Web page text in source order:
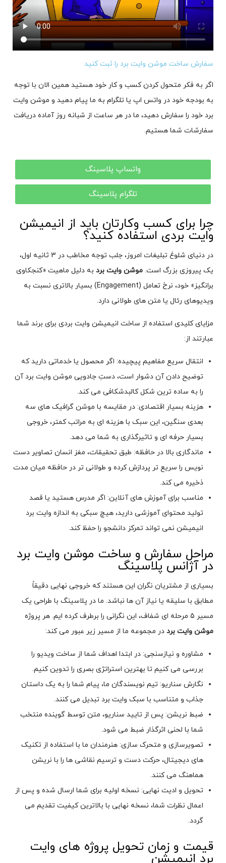
سفارش ساخت موشن وایت برد را ثبت کنید
اگر به فکر متحول کردن کسب و کار خود هستید همین الان با توجه
به بودجه خود در واتس اپ یا تلگرام به ما پیام دهید و موشن وایت
برد خود را سفارش دهید، ما در هر ساعت از شبانه روز آماده دریافت
سفارشات شما هستیم.
واتساپ پلاسینگ
تلگرام پلاسینگ
چرا برای کسب وکارتان باید از انیمیشن
وایت بردی استفاده کنید؟
در دنیای شلوغ تبلیغات امروز، جلب توجه مخاطب در 3 ثانیه اول،
یک پیروزی بزرگ است. موشن وایت برد به دلیل ماهیت «کنجکاوی
برانگیز» خود، نرخ تعامل (Engagement) بسیار بالاتری نسبت به
ویدیوهای رئال یا متن های طولانی دارد.
مزایای کلیدی استفاده از ساخت انیمیشن وایت بردی برای برند شما
عبارتند از:
انتقال سریع مفاهیم پیچیده: اگر محصول یا خدماتی دارید که
توضیح دادن آن دشوار است، دستِ جادویی موشن وایت برد آن
را به ساده ترین شکل کالبدشکافی می کند.
هزینه بسیار اقتصادی: در مقایسه با موشن گرافیک های سه
بعدی سنگین، این سبک با هزینه ای به مراتب کمتر، خروجی
بسیار حرفه ای و تاثیرگذاری به شما می دهد.
ماندگاری بالا در حافظه: طبق تحقیقات، مغز انسان تصاویر دست
نویس را سریع تر پردازش کرده و طولانی تر در حافظه میان مدت
ذخیره می کند.
مناسب برای آموزش های آنلاین: اگر مدرس هستید یا قصد
تولید محتوای آموزشی دارید، هیچ سبکی به اندازه وایت برد
انیمیشن نمی تواند تمرکز دانشجو را حفظ کند.
مراحل سفارش و ساخت موشن وایت برد
در آژانس پلاسینگ
بسیاری از مشتریان نگران این هستند که خروجی نهایی دقیقاً
مطابق با سلیقه یا نیاز آن ها نباشد. ما در پلاسینگ با طراحی یک
مسیر 5 مرحله ای شفاف، این نگرانی را برطرف کرده ایم. هر پروژه
موشن وایت برد در مجموعه ما از مسیر زیر عبور می کند:
مشاوره و نیازسنجی: در ابتدا اهداف شما از ساخت ویدیو را
بررسی می کنیم تا بهترین استراتژی بصری را تدوین کنیم.
نگارش سناریو: تیم نویسندگان ما، پیام شما را به یک داستان
جذاب و متناسب با سبک وایت برد تبدیل می کنند.
ضبط نریشن: پس از تایید سناریو، متن توسط گوینده منتخب
شما با لحنی اثرگذار ضبط می شود.
تصویرسازی و متحرک سازی: هنرمندان ما با استفاده از تکنیک
های دیجیتال، حرکت دست و ترسیم نقاشی ها را با نریشن
هماهنگ می کنند.
تحویل و ادیت نهایی: نسخه اولیه برای شما ارسال شده و پس از
اعمال نظرات شما، نسخه نهایی با بالاترین کیفیت تقدیم می
گردد.
قیمت و زمان تحویل پروژه های وایت
برد انیمیشن